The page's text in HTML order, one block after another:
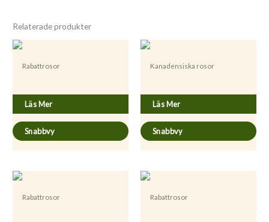
Relaterade produkter
Rabattrosor
Läs Mer
Snabbvy
Kanadensiska rosor
Läs Mer
Snabbvy
Rabattrosor Rabattrosor